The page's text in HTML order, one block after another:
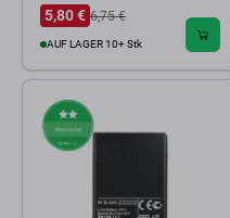
5,80 € 6,75 €
AUF LAGER 10+ Stk